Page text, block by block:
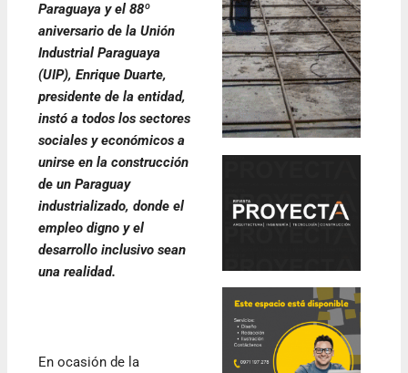
Paraguaya y el 88º
aniversario de la Unión
Industrial Paraguaya
(UIP), Enrique Duarte,
presidente de la entidad,
instó a todos los sectores
sociales y económicos a
unirse en la construcción
de un Paraguay
industrializado, donde el
empleo digno y el
desarrollo inclusivo sean
una realidad.
En ocasión de la